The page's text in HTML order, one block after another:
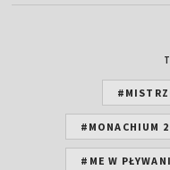
#MONACHIUM
#ME W